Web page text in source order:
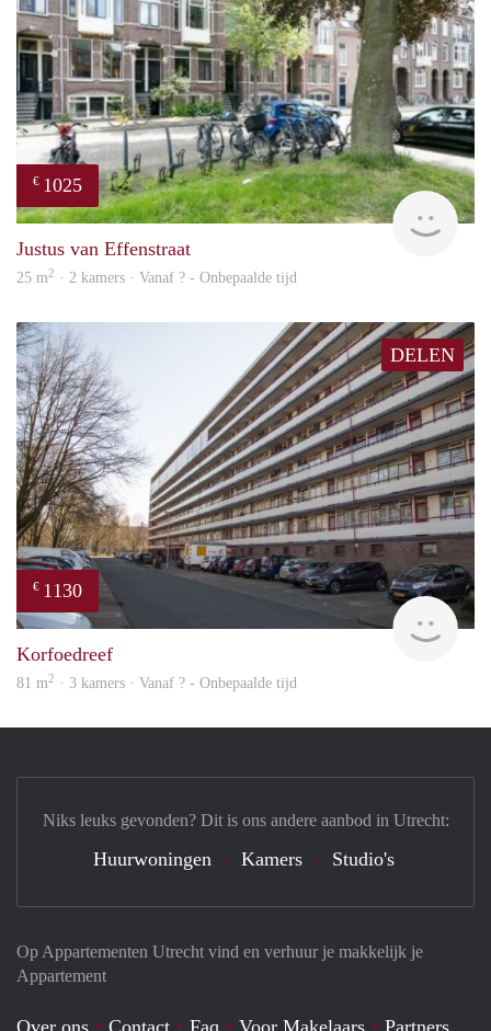
€ 1025
Justus van Effenstraat
25 m2 · 2 kamers · Vanaf ? - Onbepaalde tijd
DELEN
€ 1130
Korfoedreef
81 m2 · 3 kamers · Vanaf ? - Onbepaalde tijd
Op Appartementen Utrecht vind en verhuur je makkelijk je
Appartement
Over ons Contact Faq Voor Makelaars Partners
Niks leuks gevonden? Dit is ons andere aanbod in Utrecht:
Huurwoningen Kamers Studio's